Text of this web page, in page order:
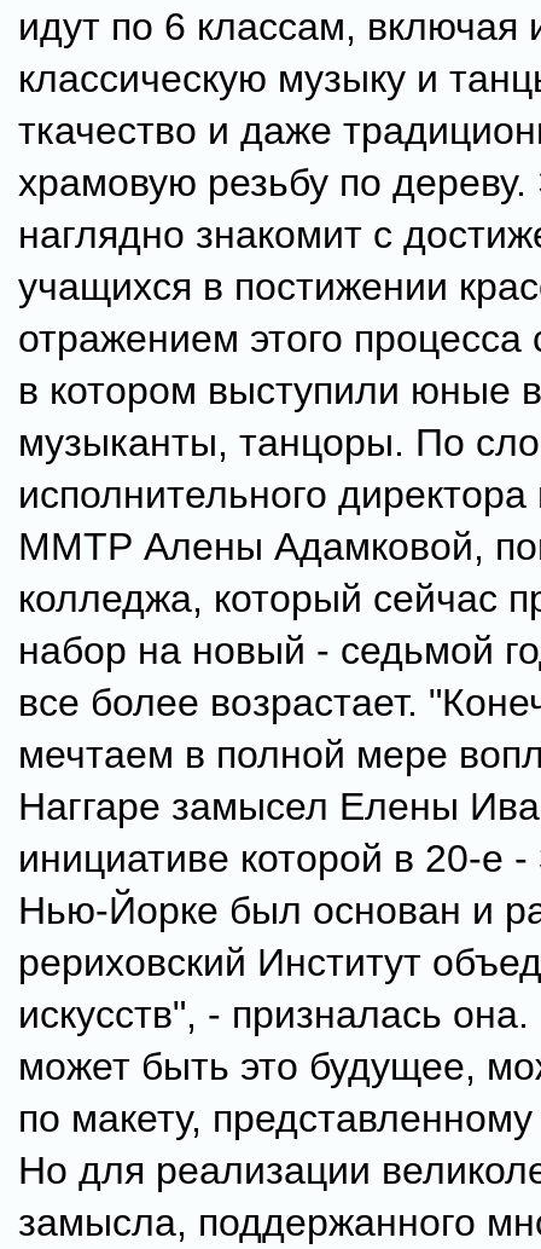
идут по 6 классам, включая
классическую музыку и
ткачество и даже
храмовую резьбу по дереву.
наглядно знакомит с
учащихся в постижении
отражением этого процесса
в котором выступили юные
музыканты, танцоры. По
исполнительного директора
ММТР Алены Адамковой,
колледжа, который сейчас
набор на новый - седьмой
все более возрастает.
мечтаем в полной мере
Наггаре замысел Елены
инициативе которой в 20-е
Нью-Йорке был основан и
рериховский Институт
искусств", - призналась
может быть это будущее,
по макету,
Но для реализации
замысла, поддержанного